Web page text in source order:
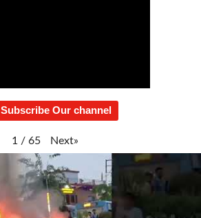
Subscribe Our channel
1 / 65 Next»